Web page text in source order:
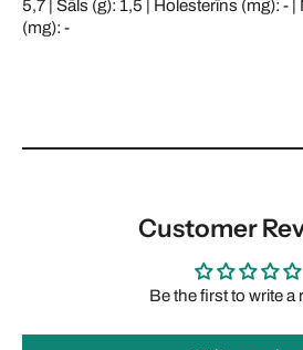
5,7 | Sāls (g): 1,5 | Holesterīns (mg): - |
(mg): -
Customer
Be the first to write a